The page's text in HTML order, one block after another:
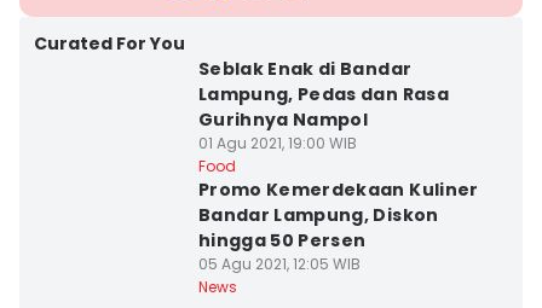
Curated For You
Seblak Enak di Bandar
Lampung, Pedas dan Rasa
Gurihnya Nampol
01 Agu 2021, 19:00 WIB
Food
Promo Kemerdekaan Kuliner
Bandar Lampung, Diskon
hingga 50 Persen
05 Agu 2021, 12:05 WIB
News